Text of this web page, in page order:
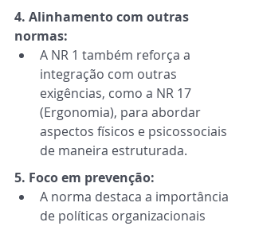
4. Alinhamento com outras
normas:
A NR 1 também reforça a
integração com outras
exigências, como a NR 17
(Ergonomia), para abordar
aspectos físicos e psicossociais
de maneira estruturada.
5. Foco em prevenção:
A norma destaca a importância
de políticas organizacionais